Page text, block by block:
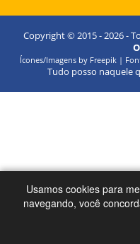
Copyright © 2015 -2026-
Ícones/Imagens by Freepik |
Tudo posso naquele
Usamos cookies para
navegando, você